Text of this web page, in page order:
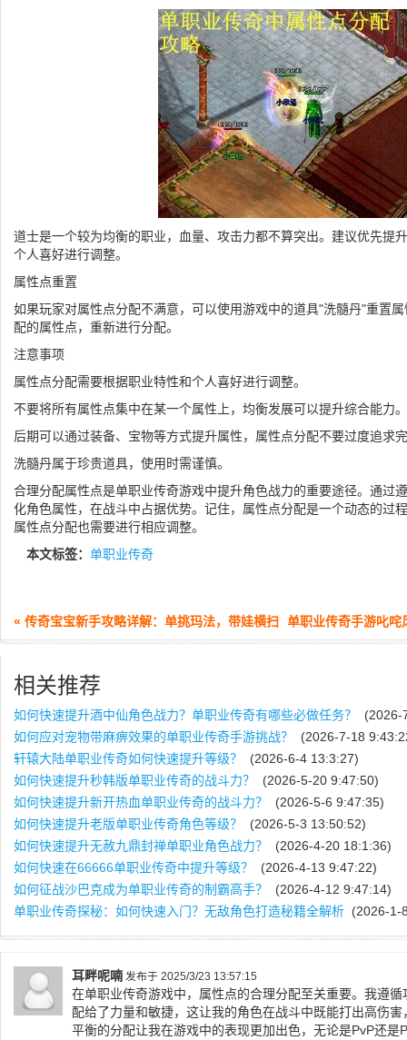
道士是一个较为均衡的职业，血量、攻击力都不算突出。建议优先提
个人喜好进行调整。
属性点重置
如果玩家对属性点分配不满意，可以使用游戏中的道具"洗髓丹"重置
配的属性点，重新进行分配。
注意事项
属性点分配需要根据职业特性和个人喜好进行调整。
不要将所有属性点集中在某一个属性上，均衡发展可以提升综合能力。
后期可以通过装备、宝物等方式提升属性，属性点分配不要过度追求
洗髓丹属于珍贵道具，使用时需谨慎。
合理分配属性点是单职业传奇游戏中提升角色战力的重要途径。通过
化角色属性，在战斗中占据优势。记住，属性点分配是一个动态的过
属性点分配也需要进行相应调整。
本文标签： 单职业传奇
« 传奇宝宝新手攻略详解：单挑玛法，带娃横扫 单职业传奇手游叱咤
相关推荐
如何快速提升酒中仙角色战力？单职业传奇有哪些必做任务？
(2026-
如何应对宠物带麻痹效果的单职业传奇手游挑战？
(2026-7-18
轩辕大陆单职业传奇如何快速提升等级？
(2026-6-4 13:3:27)
如何快速提升秒韩版单职业传奇的战斗力？
(2026-5-20 9:47:50)
如何快速提升新开热血单职业传奇的战斗力？
(2026-5-6 9:47:35)
如何快速提升老版单职业传奇角色等级？
(2026-5-3 13:50:52)
如何快速提升无赦九鼎封禅单职业角色战力？
(2026-4-20 18:1:36)
如何快速在66666单职业传奇中提升等级？
(2026-4-13 9:47:22)
如何征战沙巴克成为单职业传奇的制霸高手？
(2026-4-12 9:47:14)
单职业传奇探秘：如何快速入门？无敌角色打造秘籍全解析 (2026-1-
耳畔呢喃 发布于 2025/3/23 13:57:15
在单职业传奇游戏中，属性点的合理分配至关重要。我遵
配给了力量和敏捷，这让我的角色在战斗中既能打出高伤
平衡的分配让我在游戏中的表现更加出色，无论是PvP还是